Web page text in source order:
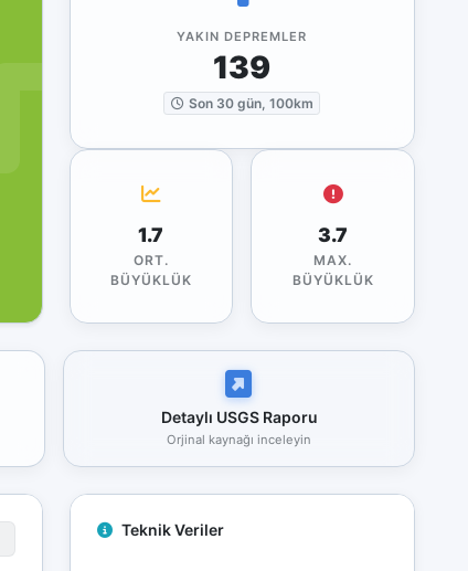
YAKIN DEPREMLER
139
Son 30 gün, 100km
1.7
ORT.
BÜYÜKLÜK
3.7
MAX.
BÜYÜKLÜK
Detaylı USGS Raporu
Orjinal kaynağı inceleyin
Teknik Veriler